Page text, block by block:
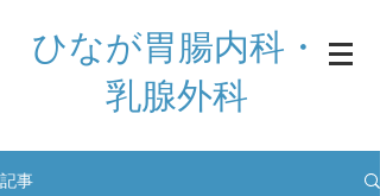
ひなが胃腸内科・
乳腺外科
記事